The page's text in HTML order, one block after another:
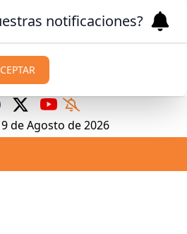
deAgosto de 2026
notificaciones?